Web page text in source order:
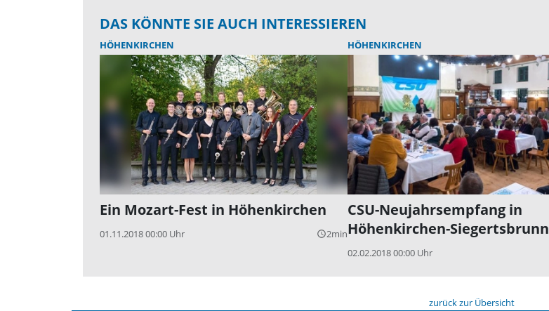
DAS KÖNNTE SIE AUCH INTERESSIEREN
HÖHENKIRCHEN
Ein Mozart-Fest in Höhenkirchen
01.11.2018 00:00 Uhr query_builder2min
HÖHENKIRCHEN
CSU-Neujahrsempfang in
Höhenkirchen-Siegertsbrunn
02.02.2018 00:00 Uhr
zurück zur Übersicht